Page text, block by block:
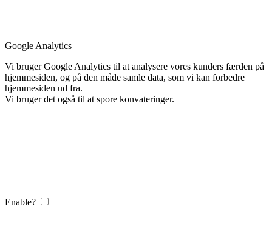
Google Analytics
Vi bruger Google Analytics til at analysere vores kunders færden på
hjemmesiden, og på den måde samle data, som vi kan forbedre
hjemmesiden ud fra.
Vi bruger det også til at spore konvateringer.
Enable?